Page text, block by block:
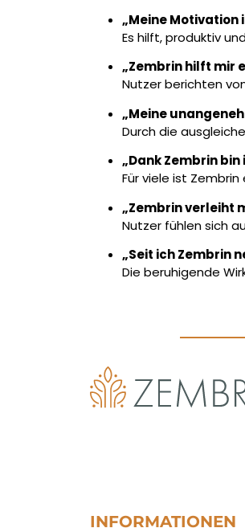
„Meine
Es hilft, produktiv
„Zembrin hilft mir
Nutzer berichten
„Meine
Durch die
„Dank Zembrin
Für viele ist
„Zembrin verleiht
Nutzer fühlen sich
„Seit ich Zembrin
Die beruhigende
INFORMATIONEN